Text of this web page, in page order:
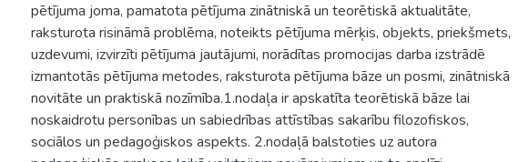
pētījuma joma, pamatota pētījuma zinātniskā un teorētiskā aktualitāte,
raksturota risināmā problēma, noteikts pētījuma mērķis, objekts, priekšmets,
uzdevumi, izvirzīti pētījuma jautājumi, norādītas promocijas darba izstrādē
izmantotās pētījuma metodes, raksturota pētījuma bāze un posmi, zinātniskā
novitāte un praktiskā nozīmība.1.nodaļa ir apskatīta teorētiskā bāze lai
noskaidrotu personības un sabiedrības attīstības sakarību filozofiskos,
sociālos un pedagoģiskos aspekts. 2.nodaļā balstoties uz autora